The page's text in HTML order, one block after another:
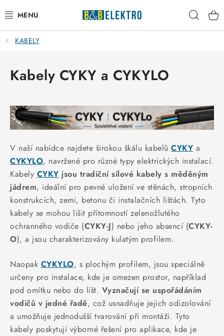
na
obsah
Kategorie produktů
Reklamace / Vrácení zboží
Kontakty
VYTÁPĚNÍ
VYPÍNAČE
ELEKTROMATERIÁL
JISTIČE
ŽÁROVKY
VENTILÁTORY
FOTOVOLTAIKA
KABELY
Kabely CYKY a CYKYLO
V naší nabídce najdete širokou škálu kabelů CYKY a
CYKYLO, navržené pro různé typy elektrických instalací.
Kabely CYKY jsou tradiční silové kabely s měděným
jádrem, ideální pro pevné uložení ve stěnách, stropních
konstrukcích, zemi, betonu či instalačních lištách. Tyto
kabely se mohou lišit přítomností zelenožlutého
ochranného vodiče (CYKY-J) nebo jeho absencí (CYKY-
O), a jsou charakterizovány kulatým profilem.
Naopak CYKYLO, s plochým profilem, jsou speciálně
určeny pro instalace, kde je omezen prostor, například
pod omítku nebo do lišt. Vyznačují se uspořádáním
vodičů v jedné řadě, což usnadňuje jejich odizolování
a umožňuje jednodušší tvarování při montáži. Tyto
kabely poskytují výborné řešení pro aplikace, kde je